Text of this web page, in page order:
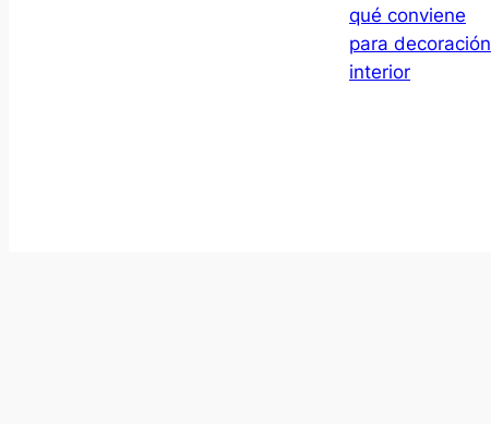
qué conviene
para decoración
interior